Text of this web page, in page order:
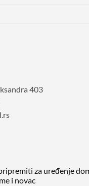
403
za uređenje
i novac